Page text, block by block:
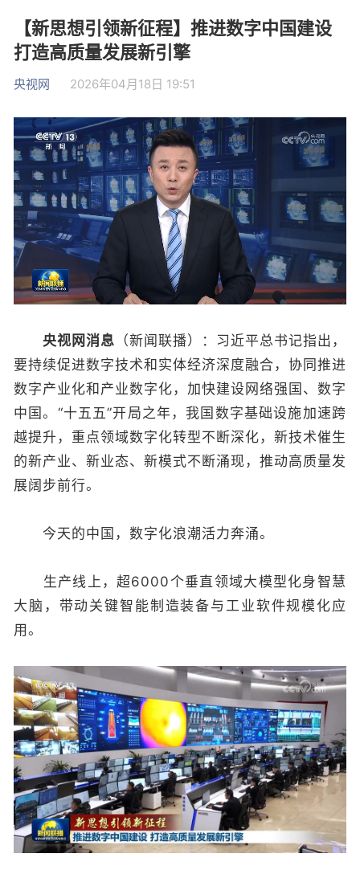
【新思想引领新征程】推进数字中国建设
打造高质量发展新引擎
央视网 2026年04月18日 19:51
央视网消息 （新闻联播）：习近平总书记指出，
要持续促进数字技术和实体经济深度融合，协同推进
数字产业化和产业数字化，加快建设网络强国、数字
中国。“十五五”开局之年，我国数字基础设施加速跨
越提升，重点领域数字化转型不断深化，新技术催生
的新产业、新业态、新模式不断涌现，推动高质量发
展阔步前行。
今天的中国，数字化浪潮活力奔涌。
生产线上，超6000个垂直领域大模型化身智慧
大脑，带动关键智能制造装备与工业软件规模化应
用。